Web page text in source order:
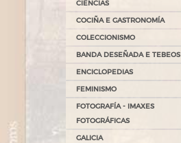
CIENCIAS
COCIÑA E GASTRONOMÍA
COLECCIONISMO
BANDA DESEÑADA E TEBEOS
ENCICLOPEDIAS
FEMINISMO
FOTOGRAFÍA - IMAXES
FOTOGRÁFICAS
GALICIA